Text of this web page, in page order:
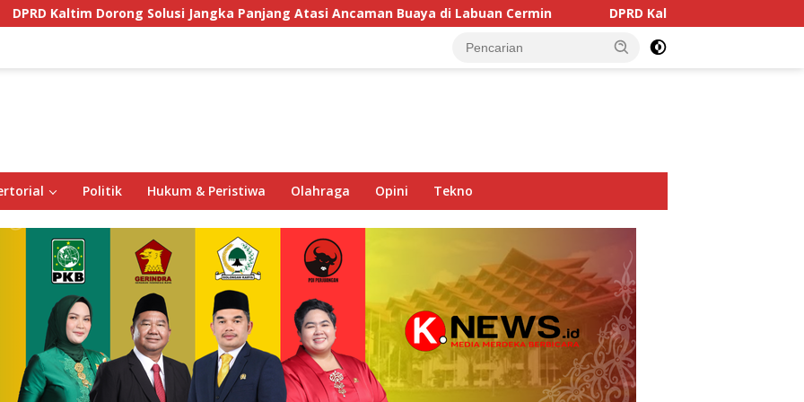
Solusi Jangka Panjang Atasi Ancaman Buaya di Labuan Cermin DPRD Kaltim Soroti Dominasi Truk Tambang di
Politik Hukum & Peristiwa Olahraga Opini Tekno